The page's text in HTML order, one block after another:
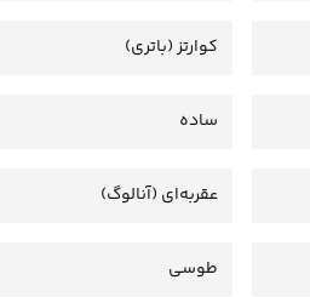
کوارتز (باتری)
ساده
عقربه‌ای (آنالوگ)
طوسی